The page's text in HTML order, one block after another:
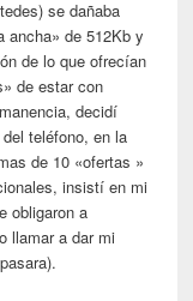
se dañaba
ancha» de 512Kb y
de lo que ofrecían
de estar con
decidí
teléfono, en la
de 10 «ofertas »
insistí en mi
obligaron a
llamar a dar mi